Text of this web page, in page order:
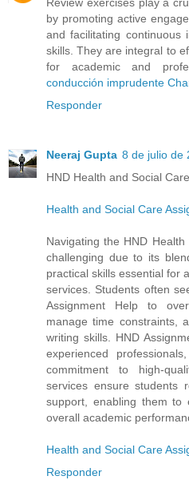
by promoting active
and facilitating continuous
skills. They are integral to
for academic and
conducción imprudente
Responder
Neeraj Gupta 8 de julio de
HND Health and Social
Health and Social Care
Navigating the HND
challenging due to its
practical skills essential for
services. Students often
Assignment Help to
manage time constraints,
writing skills. HND
experienced
commitment to high-
services ensure students
support, enabling them to
overall academic
Health and Social Care
Responder